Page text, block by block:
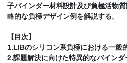
子バインダー材料設計及び負極活物
略的な負極デザイン例を解説する。
【目次】
1.LIBのシリコン系負極における一般
2.課題解決に向けた特異的なバイン